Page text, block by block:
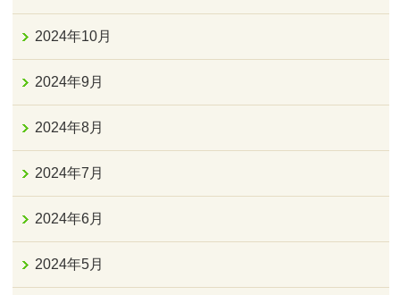
2024年10月
2024年9月
2024年8月
2024年7月
2024年6月
2024年5月